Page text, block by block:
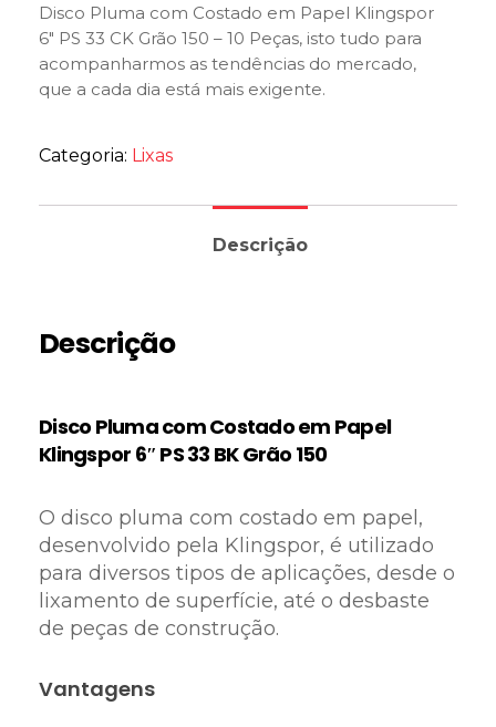
Disco Pluma com Costado em Papel Klingspor
6″ PS 33 CK Grão 150 – 10 Peças, isto tudo para
acompanharmos as tendências do mercado,
que a cada dia está mais exigente.
Categoria: Lixas
Descrição
Descrição
Disco Pluma com Costado em Papel
Klingspor 6″ PS 33 BK Grão 150
O disco pluma com costado em papel,
desenvolvido pela Klingspor, é utilizado
para diversos tipos de aplicações, desde o
lixamento de superfície, até o desbaste
de peças de construção.
Vantagens